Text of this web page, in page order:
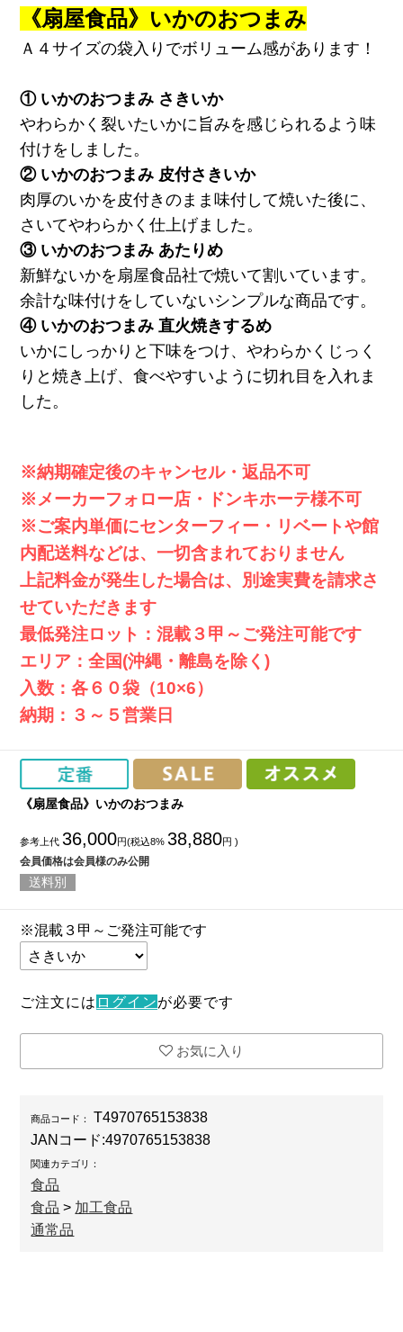
《扇屋食品》いかのおつまみ
Ａ４サイズの袋入りでボリューム感があります！
① いかのおつまみ さきいか
やわらかく裂いたいかに旨みを感じられるよう味
付けをしました。
② いかのおつまみ 皮付さきいか
肉厚のいかを皮付きのまま味付して焼いた後に、
さいてやわらかく仕上げました。
③ いかのおつまみ あたりめ
新鮮ないかを扇屋食品社で焼いて割いています。
余計な味付けをしていないシンプルな商品です。
④ いかのおつまみ 直火焼きするめ
いかにしっかりと下味をつけ、やわらかくじっく
りと焼き上げ、食べやすいように切れ目を入れま
した。
※納期確定後のキャンセル・返品不可
※メーカーフォロー店・ドンキホーテ様不可
※ご案内単価にセンターフィー・リベートや館
内配送料などは、一切含まれておりません
上記料金が発生した場合は、別途実費を請求さ
せていただきます
最低発注ロット：混載３甲～ご発注可能です
エリア：全国(沖縄・離島を除く)
入数：各６０袋（10×6）
納期：３～５営業日
《扇屋食品》いかのおつまみ
参考上代 36,000円(税込8%38,880円 )
会員価格は会員様のみ公開
送料別
※混載３甲～ご発注可能です
ご注文には ログインが必要です
お気に入り
商品コード：
T4970765153838
JANコード:4970765153838
関連カテゴリ：
食品
食品 > 加工食品
通常品